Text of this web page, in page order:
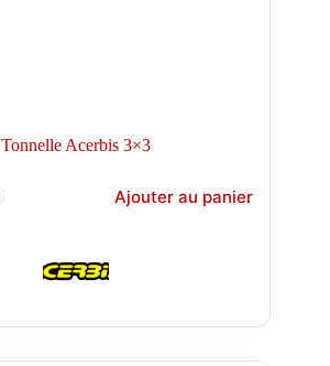
Tonnelle Acerbis 3×3
Ajouter au panier